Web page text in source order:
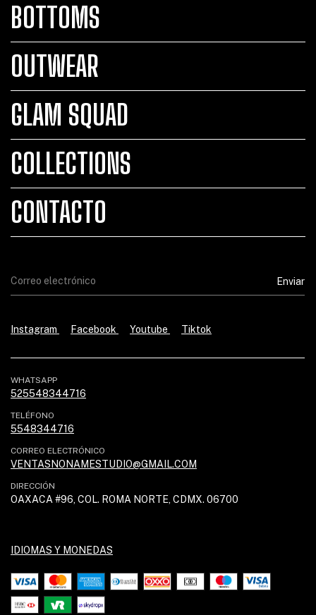
BOTTOMS
OUTWEAR
GLAM SQUAD
COLLECTIONS
CONTACTO
Instagram Facebook Youtube Tiktok
WHATSAPP
525548344716
TELÉFONO
5548344716
CORREO ELECTRÓNICO
VENTASNONAMESTUDIO@GMAIL.COM
DIRECCIÓN
OAXACA #96, COL. ROMA NORTE, CDMX. 06700
IDIOMAS Y MONEDAS